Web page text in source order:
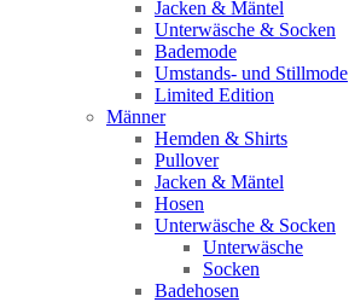
Jacken & Mäntel
Unterwäsche & Socken
Bademode
Umstands- und Stillmode
Limited Edition
Männer
Hemden & Shirts
Pullover
Jacken & Mäntel
Hosen
Unterwäsche & Socken
Unterwäsche
Socken
Badehosen